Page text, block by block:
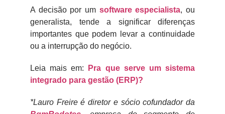
A decisão por um software especialista, ou
generalista, tende a significar diferenças
importantes que podem levar a continuidade
ou a interrupção do negócio.
Leia mais em:
Pra que serve um sistema
integrado para gestão (ERP)?
*Lauro Freire é diretor e sócio cofundador da